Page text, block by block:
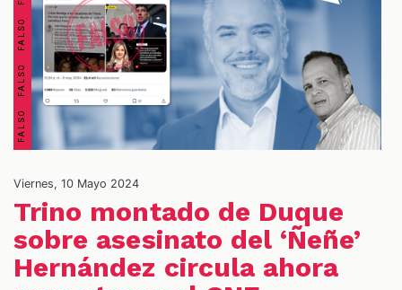
Viernes, 10 Mayo 2024
Trino montado de Duque
sobre asesinato del ‘Ñeñe’
Hernández circula ahora